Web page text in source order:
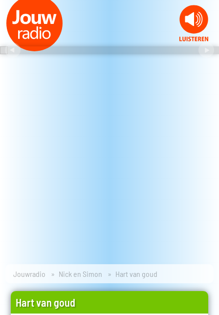
Jouwradio Nick en Simon Hart van goud
Hart van goud